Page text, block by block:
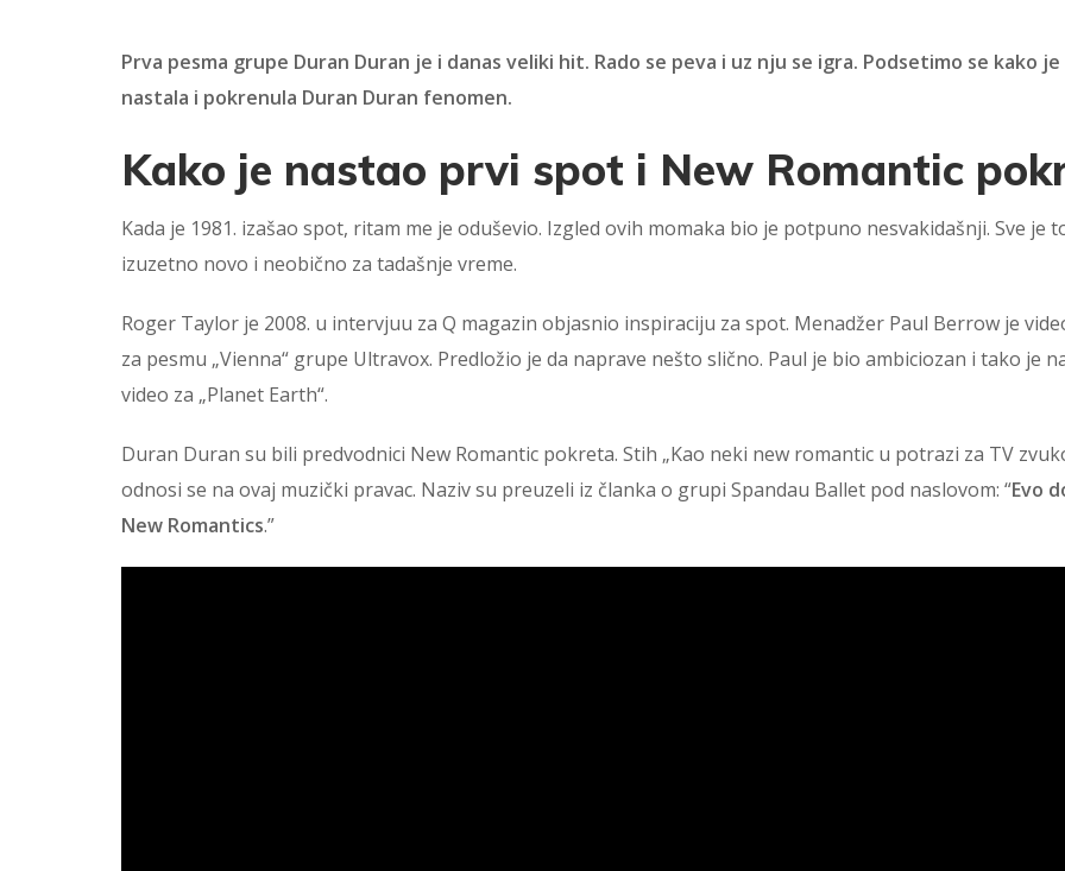
Prva pesma grupe Duran Duran je i danas veliki hit. Rado se peva i uz nju se igra. Podsetimo se kako je
nastala i pokrenula Duran Duran fenomen.
Kako je nastao prvi spot i New Romantic
Kada je 1981. izašao spot, ritam me je oduševio. Izgled ovih momaka bio je potpuno nesvakidašnji. Sve je
izuzetno novo i neobično za tadašnje vreme.
Roger Taylor je 2008. u intervjuu za Q magazin objasnio inspiraciju za spot. Menadžer Paul Berrow je
za pesmu „Vienna“ grupe Ultravox. Predložio je da naprave nešto slično. Paul je bio ambiciozan i tako je
video za „Planet Earth“.
Duran Duran su bili predvodnici New Romantic pokreta. Stih „Kao neki new romantic u potrazi za TV
odnosi se na ovaj muzički pravac. Naziv su preuzeli iz članka o grupi Spandau Ballet pod naslovom: “Evo
New Romantics.”